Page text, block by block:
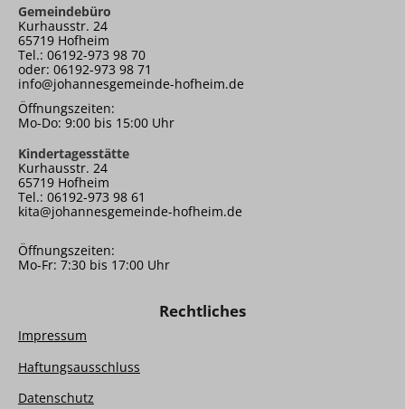
Gemeindebüro
Kurhausstr. 24
65719 Hofheim
Tel.: 06192-973 98 70
oder: 06192-973 98 71
info@johannesgemeinde-hofheim.de
Öffnungszeiten:
Mo-Do: 9:00 bis 15:00 Uhr
Kindertagesstätte
Kurhausstr. 24
65719 Hofheim
Tel.: 06192-973 98 61
kita@johannesgemeinde-hofheim.de
Öffnungszeiten:
Mo-Fr: 7:30 bis 17:00 Uhr
Rechtliches
Impressum
Haftungsausschluss
Datenschutz